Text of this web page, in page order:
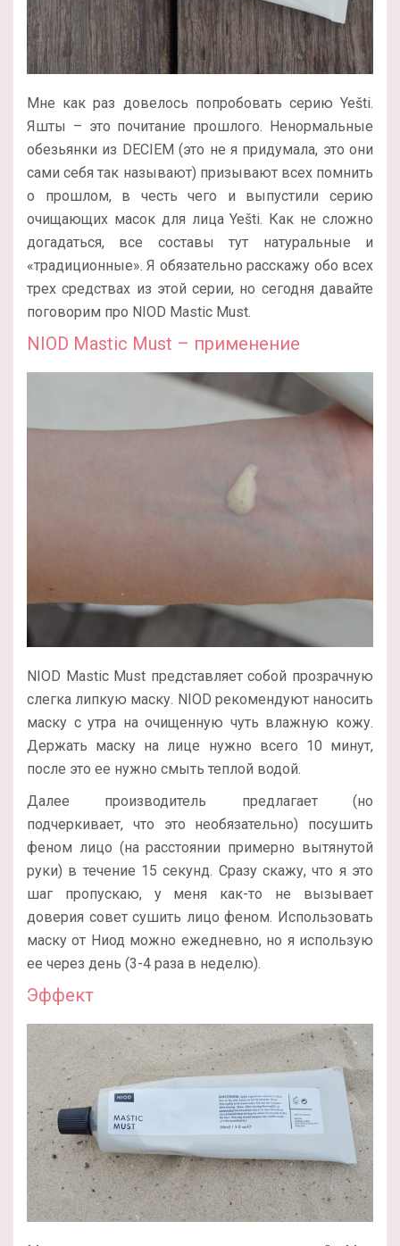
Мне как раз довелось попробовать серию Yešti.
Яшты – это почитание прошлого. Ненормальные
обезьянки из DECIEM (это не я придумала, это они
сами себя так называют) призывают всех помнить
о прошлом, в честь чего и выпустили серию
очищающих масок для лица Yešti. Как не сложно
догадаться, все составы тут натуральные и
«традиционные». Я обязательно расскажу обо всех
трех средствах из этой серии, но сегодня давайте
поговорим про NIOD Mastic Must.
NIOD Mastic Must – применение
NIOD Mastic Must представляет собой прозрачную
слегка липкую маску. NIOD рекомендуют наносить
маску с утра на очищенную чуть влажную кожу.
Держать маску на лице нужно всего 10 минут,
после это ее нужно смыть теплой водой.
Далее производитель предлагает (но
подчеркивает, что это необязательно) посушить
феном лицо (на расстоянии примерно вытянутой
руки) в течение 15 секунд. Сразу скажу, что я это
шаг пропускаю, у меня как-то не вызывает
доверия совет сушить лицо феном. Использовать
маску от Ниод можно ежедневно, но я использую
ее через день (3-4 раза в неделю).
Эффект